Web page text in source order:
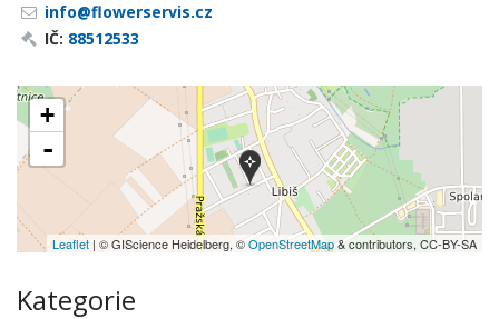
info@flowerservis.cz
IČ: 88512533
+
-
Leaflet | © GIScience Heidelberg, ©OpenStreetMap& contributors, CC-BY-SA
Kategorie